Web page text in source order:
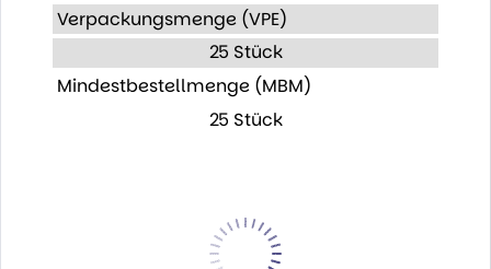
Verpackungsmenge (VPE)
25 Stück
Mindestbestellmenge (MBM)
25 Stück